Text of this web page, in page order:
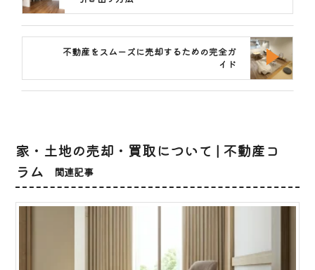
不動産をスムーズに売却するための完全ガ
イド
家・土地の売却・買取について | 不動産コ
ラム
関連記事